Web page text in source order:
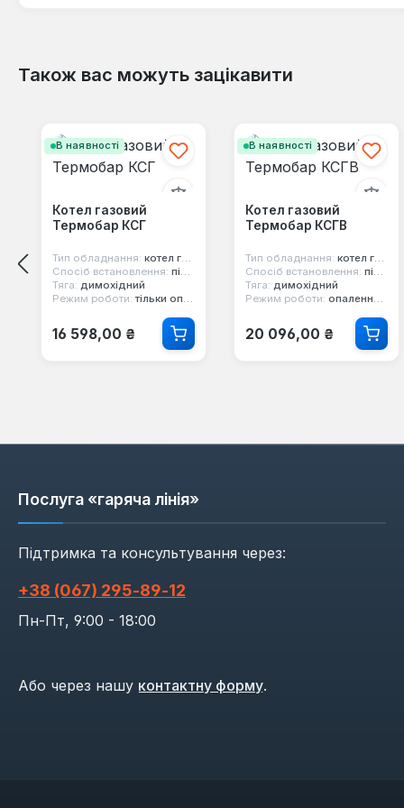
Залиште відгук!
Діліться своїм досвідом з іншими клієнтами.
Написати відгук
Також вас можуть зацікавити
В наявності
Котел газовий
Термобар КСГ
Тип обладнання: котел газовий
Спосіб встановлення: підлоговий
Тяга: димохідний
Режим роботи: тільки опалення
Звичайна ціна:
16 598,00 ₴
В наявності
Котел газовий
Термобар КСГВ
Тип обладнання: котел газовий
Спосіб встановлення: підлоговий
Тяга: димохідний
Режим роботи: опалення та гаряча вода
Звичайна ціна:
20 096,00 ₴
Послуга «гаряча лінія»
Підтримка та консультування через:
+38 (067) 295‑89‑12
Пн-Пт, 9:00 - 18:00
Або через нашу контактну форму.